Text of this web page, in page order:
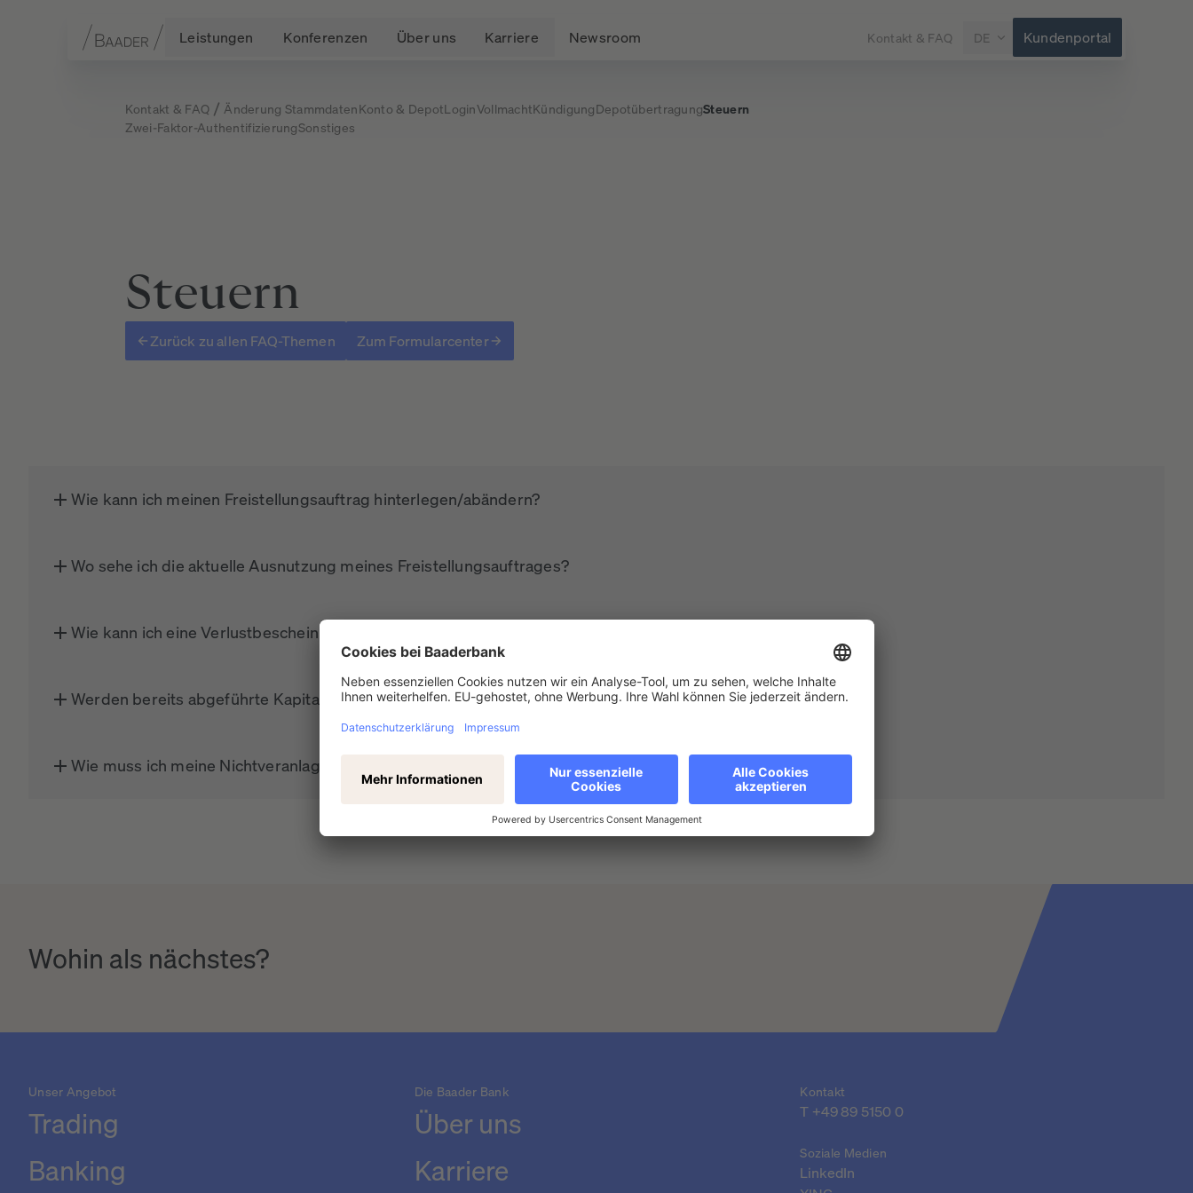
Leistungen Konferenzen Über uns Karriere Newsroom Kontakt & FAQ DE Kundenportal
Kontakt & FAQ Änderung StammdatenKonto & DepotLoginVollmachtKündigungDepotübertragungSteuern
Zwei-Faktor-AuthentifizierungSonstiges
Steuern
Zurück zu allen FAQ-Themen Zum Formularcenter
Wie kann ich meinen Freistellungsauftrag hinterlegen/abändern?
Wo sehe ich die aktuelle Ausnutzung meines Freistellungsauftrages?
Wie kann ich eine Verlustbescheinigung beantragen?
Werden bereits abgeführte Kapitalertragsteuern erstattet, sobald ich einen Freistellungsauftrag einreiche?
Wie muss ich meine Nichtveranlagungsbescheinigung einreichen?
Wohin als nächstes?
Unser Angebot
Trading
Banking
Die Baader Bank
Über uns
Karriere
Kontakt
T +49 89 5150 0
Soziale Medien
LinkedIn